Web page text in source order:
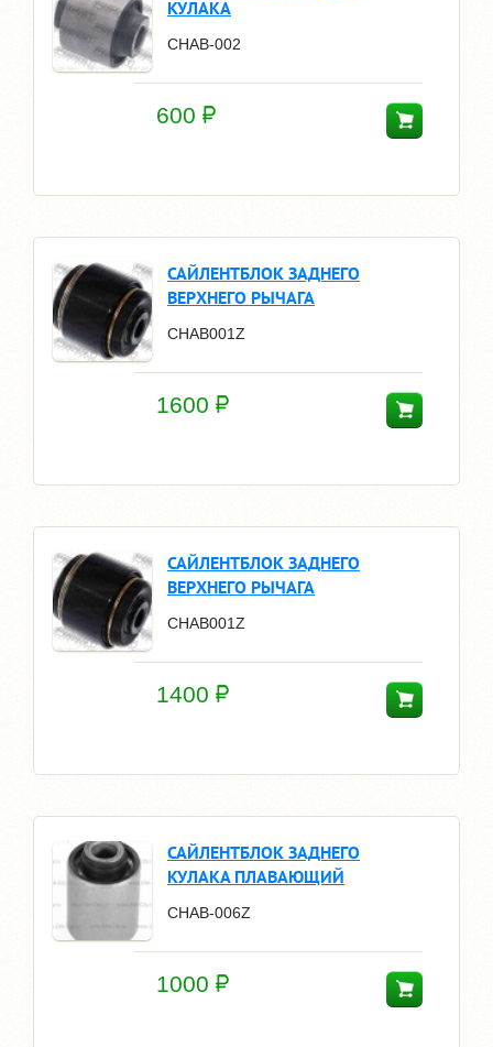
КУЛАКА
CHAB-002
600
САЙЛЕНТБЛОК ЗАДНЕГО
ВЕРХНЕГО РЫЧАГА
CHAB001Z
1600
САЙЛЕНТБЛОК ЗАДНЕГО
ВЕРХНЕГО РЫЧАГА
CHAB001Z
1400
САЙЛЕНТБЛОК ЗАДНЕГО
КУЛАКА ПЛАВАЮЩИЙ
CHAB-006Z
1000